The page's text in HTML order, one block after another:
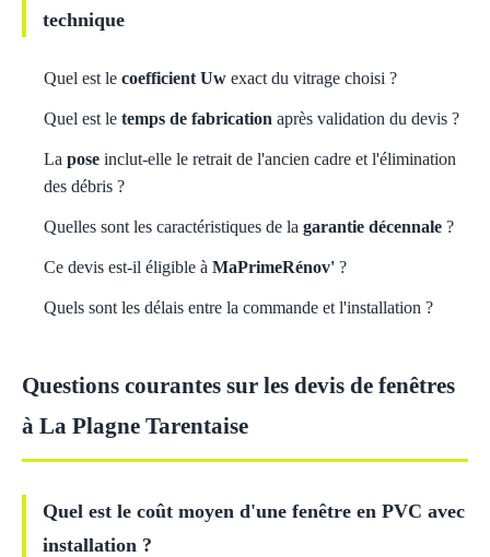
technique
Quel est le coefficient Uw exact du vitrage choisi ?
Quel est le temps de fabrication après validation du devis ?
La pose inclut-elle le retrait de l'ancien cadre et l'élimination
des débris ?
Quelles sont les caractéristiques de la garantie décennale ?
Ce devis est-il éligible à MaPrimeRénov' ?
Quels sont les délais entre la commande et l'installation ?
Questions courantes sur les devis de fenêtres
à La Plagne Tarentaise
Quel est le coût moyen d'une fenêtre en PVC avec
installation ?